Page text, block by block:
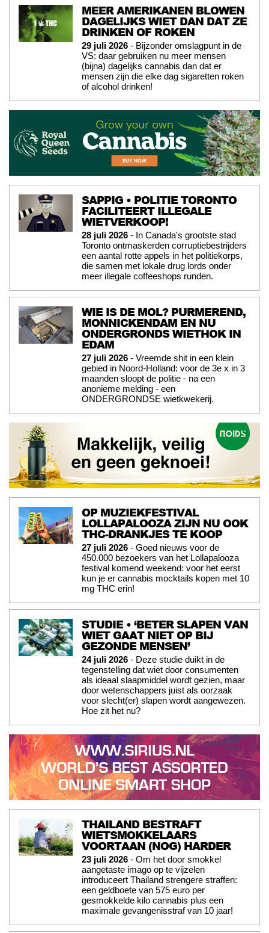
MEER AMERIKANEN BLOWEN
DAGELIJKS WIET DAN DAT ZE
DRINKEN OF ROKEN
29 juli 2026 - Bijzonder omslagpunt in de
VS: daar gebruiken nu meer mensen
(bijna) dagelijks cannabis dan dat er
mensen zijn die elke dag sigaretten roken
of alcohol drinken!
SAPPIG • POLITIE TORONTO
FACILITEERT ILLEGALE
WIETVERKOOP!
28 juli 2026 - In Canada's grootste stad
Toronto ontmaskerden corruptiebestrijders
een aantal rotte appels in het politiekorps,
die samen met lokale drug lords onder
meer illegale coffeeshops runden.
WIE IS DE MOL? PURMEREND,
MONNICKENDAM EN NU
ONDERGRONDS WIETHOK IN
EDAM
27 juli 2026 - Vreemde shit in een klein
gebied in Noord-Holland: voor de 3e x in 3
maanden sloopt de politie - na een
anonieme melding - een
ONDERGRONDSE wietkwekerij.
OP MUZIEKFESTIVAL
LOLLAPALOOZA ZIJN NU OOK
THC-DRANKJES TE KOOP
27 juli 2026 - Goed nieuws voor de
450.000 bezoekers van het Lollapalooza
festival komend weekend: voor het eerst
kun je er cannabis mocktails kopen met 10
mg THC erin!
STUDIE • ‘BETER SLAPEN VAN
WIET GAAT NIET OP BIJ
GEZONDE MENSEN’
24 juli 2026 - Deze studie duikt in de
tegenstelling dat wiet door consumenten
als ideaal slaapmiddel wordt gezien, maar
door wetenschappers juist als oorzaak
voor slecht(er) slapen wordt aangewezen.
Hoe zit het nu?
THAILAND BESTRAFT
WIETSMOKKELAARS
VOORTAAN (NOG) HARDER
23 juli 2026 - Om het door smokkel
aangetaste imago op te vijzelen
introduceert Thailand strengere straffen:
een geldboete van 575 euro per
gesmokkelde kilo cannabis plus een
maximale gevangenisstraf van 10 jaar!